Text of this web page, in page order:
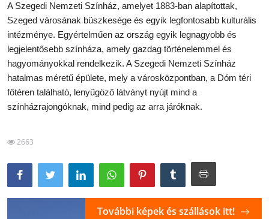
Szállások a Balatonon
Horvátország
Blog
Szállások Hajdúszoboszlón
A Szegedi Nemzeti Színház, amelyet 1883-ban alapítottak,
Szeged városának büszkesége és egyik legfontosabb kulturális
intézménye. Egyértelműen az ország egyik legnagyobb és
legjelentősebb színháza, amely gazdag történelemmel és
hagyományokkal rendelkezik. A Szegedi Nemzeti Színház
hatalmas méretű épülete, mely a városközpontban, a Dóm téri
főtéren található, lenyűgöző látványt nyújt mind a
színházrajongóknak, mind pedig az arra járóknak.
2663
További képek és szállások itt!